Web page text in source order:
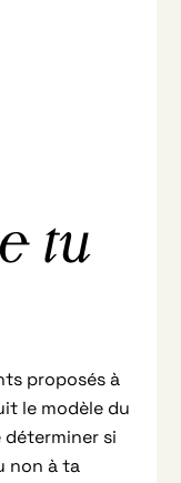
tu
proposés à
le modèle du
déterminer si
non à ta